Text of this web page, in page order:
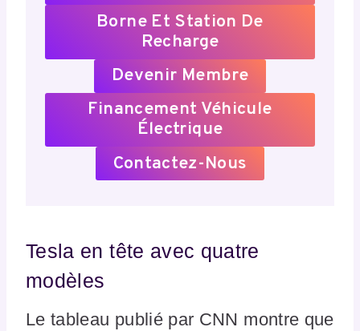
Borne Et Station De
Recharge
Devenir Membre
Financement Véhicule
Électrique
Contactez-Nous
Tesla en tête avec quatre
modèles
Le tableau publié par CNN montre que